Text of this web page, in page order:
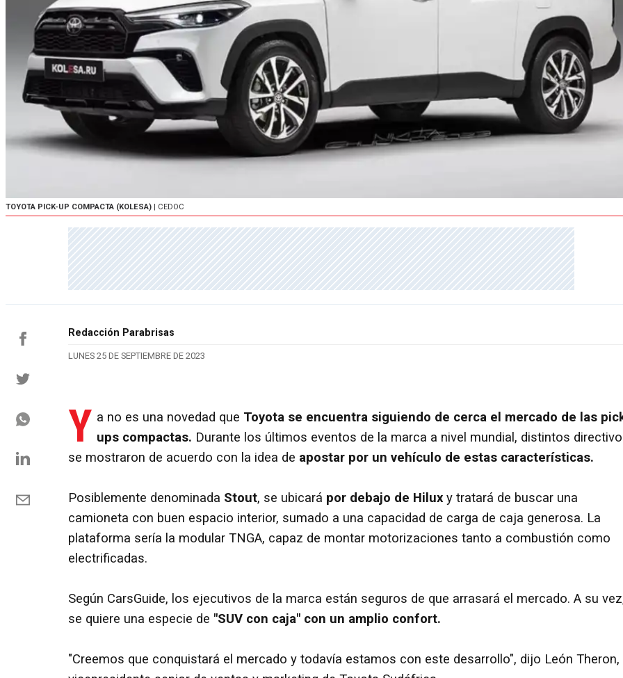
TOYOTA PICK-UP COMPACTA (KOLESA) | CEDOC
Redacción Parabrisas
LUNES 25 DE SEPTIEMBRE DE 2023
Y a no es una novedad que Toyota se encuentra siguiendo de cerca el mercado de las
ups compactas. Durante los últimos eventos de la marca a nivel mundial, distintos
se mostraron de acuerdo con la idea de apostar por un vehículo de estas características.
Posiblemente denominada Stout, se ubicará por debajo de Hilux y tratará de buscar una
camioneta con buen espacio interior, sumado a una capacidad de carga de caja generosa. La
plataforma sería la modular TNGA, capaz de montar motorizaciones tanto a combustión como
electrificadas.
Según CarsGuide, los ejecutivos de la marca están seguros de que arrasará el mercado. A su
se quiere una especie de "SUV con caja" con un amplio confort.
"Creemos que conquistará el mercado y todavía estamos con este desarrollo", dijo León Theron,